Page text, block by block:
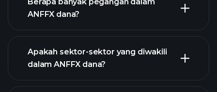
holdings
holdings
ANFFX dana?
holdings
Apakah sektor-sektor yang diwakili
dalam ANFFX dana?